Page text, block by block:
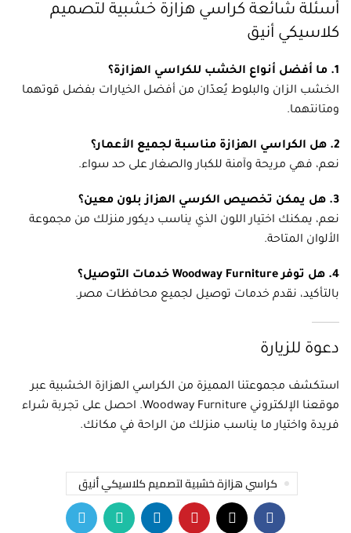
أسئلة شائعة كراسي هزازة خشبية لتصميم
كلاسيكي أنيق
1. ما أفضل أنواع الخشب للكراسي الهزازة؟
الخشب الزان والبلوط يُعدّان من أفضل الخيارات بفضل قوتهما
ومتانتهما.
2. هل الكراسي الهزازة مناسبة لجميع الأعمار؟
نعم، فهي مريحة وآمنة للكبار والصغار على حد سواء.
3. هل يمكن تخصيص الكرسي الهزاز بلون معين؟
نعم، يمكنك اختيار اللون الذي يناسب ديكور منزلك من مجموعة
الألوان المتاحة.
4. هل توفر Woodway Furniture خدمات التوصيل؟
بالتأكيد، نقدم خدمات توصيل لجميع محافظات مصر.
دعوة للزيارة
استكشف مجموعتنا المميزة من الكراسي الهزازة الخشبية عبر
موقعنا الإلكتروني Woodway Furniture. احصل على تجربة شراء
فريدة واختيار ما يناسب منزلك من الراحة في مكانك.
كراسي هزازة خشبية لتصميم كلاسيكي أنيق